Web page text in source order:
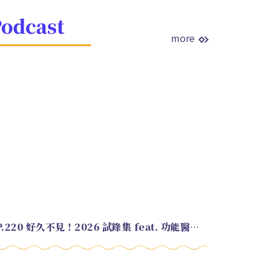
more
EP.220 好久不見！2026 試錄集 feat. 功能醫學營養師 美寶